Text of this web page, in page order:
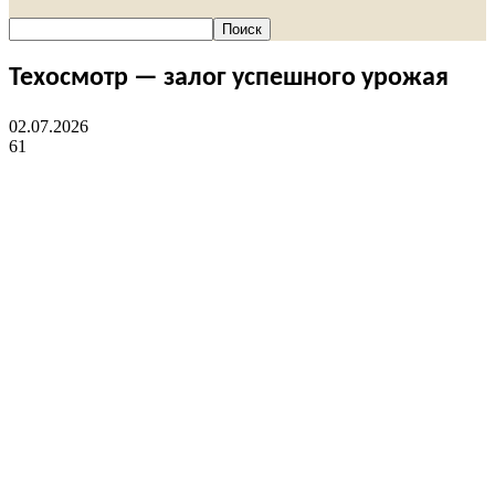
Техосмотр — залог успешного урожая
02.07.2026
61